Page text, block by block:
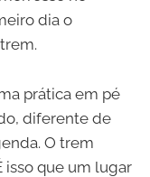
dia o
prática em pé
diferente de
O trem
isso que um lugar